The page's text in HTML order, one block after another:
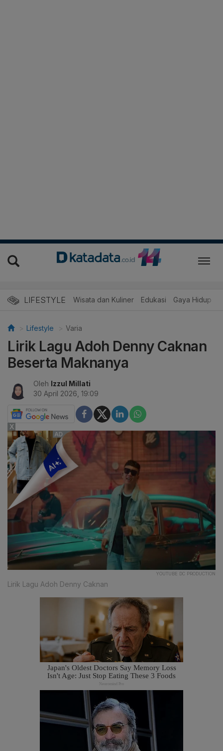
LIFESTYLE Wisata dan Kuliner Edukasi Gaya Hidup
Lifestyle Varia
Lirik Lagu Adoh Denny Caknan
Beserta Maknanya
Oleh Izzul Millati
30 April 2026, 19:09
YOUTUBE DC PRODUCTION
Lirik Lagu Adoh Denny Caknan
X